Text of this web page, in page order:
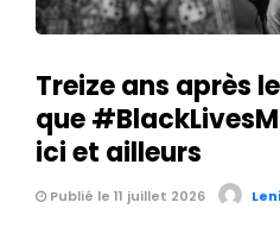
Treize ans après
que
ici et ailleurs
Publié le 11 juillet 2026